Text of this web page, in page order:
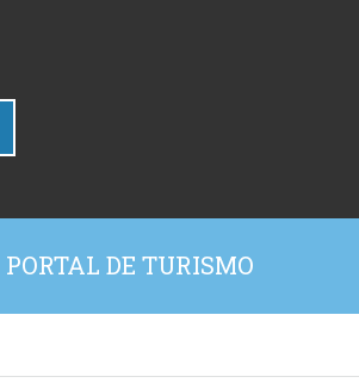
PORTAL DE TURISMO